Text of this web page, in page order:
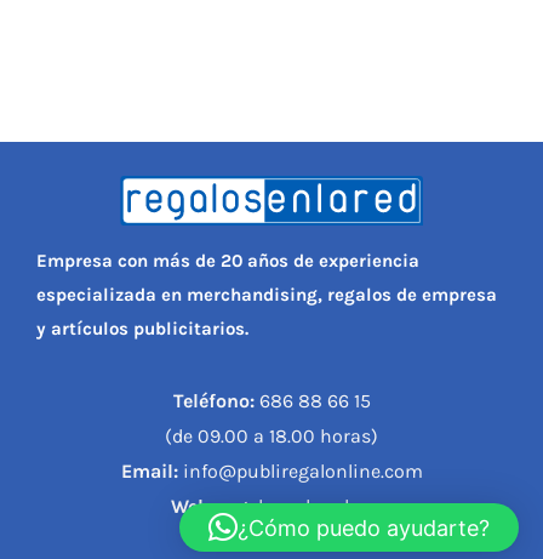
Empresa con más de 20 años de experiencia
especializada en merchandising, regalos de empresa
y artículos publicitarios.
Teléfono:686 88 66 15
(de 09.00 a 18.00 horas)
Email:info@publiregalonline.com
Web:regalosenlared.es
¿Cómo puedo ayudarte?